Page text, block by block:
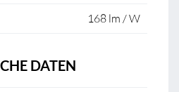
168 lm / W
DATEN